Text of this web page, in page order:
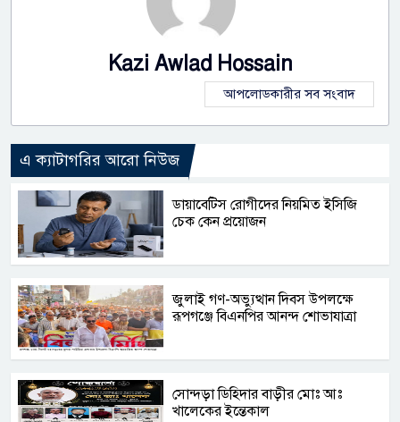
Kazi Awlad Hossain
আপলোডকারীর সব সংবাদ
এ ক্যাটাগরির আরো নিউজ
ডায়াবেটিস রোগীদের নিয়মিত ইসিজি
চেক কেন প্রয়োজন
জুলাই গণ-অভ্যুত্থান দিবস উপলক্ষে
রূপগঞ্জে বিএনপির আনন্দ শোভাযাত্রা
সোন্দড়া ডিহিদার বাড়ীর মোঃ আঃ
খালেকের ইন্তেকাল